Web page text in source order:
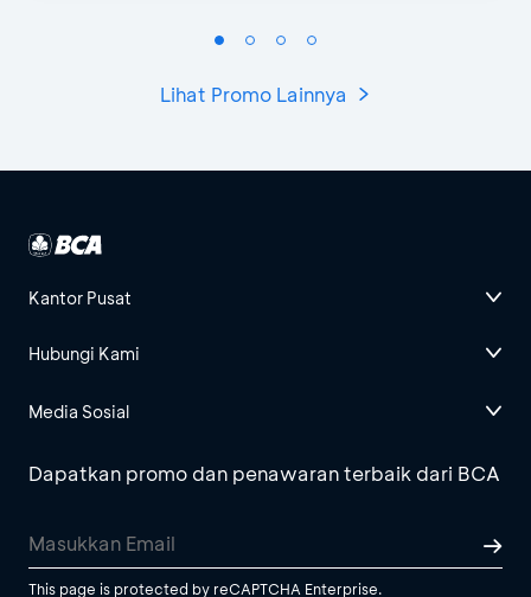
Lihat Promo Lainnya
Kantor Pusat
Hubungi Kami
Media Sosial
Dapatkan promo dan penawaran terbaik dari BCA
This page is protected by reCAPTCHA Enterprise.